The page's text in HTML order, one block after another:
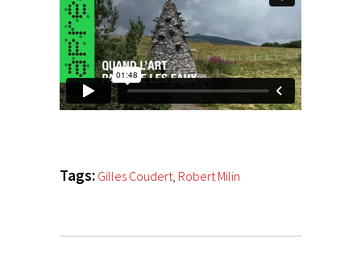
Tags: Gilles Coudert, Robert Milin